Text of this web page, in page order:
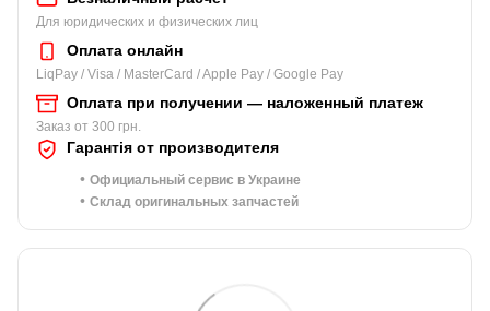
Для юридических и физических лиц
Оплата онлайн
LiqPay / Visa / MasterCard / Apple Pay / Google Pay
Оплата при получении — наложенный платеж
Заказ от 300 грн.
Гарантія от производителя
• Официальный сервис в Украине
• Склад оригинальных запчастей